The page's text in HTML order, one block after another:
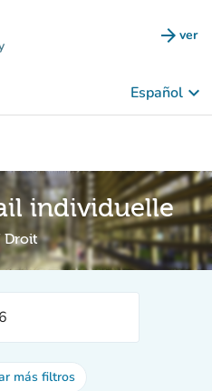
arrow_forward ver
Español keyboard_arrow_down
individuelle
Droit
más filtros